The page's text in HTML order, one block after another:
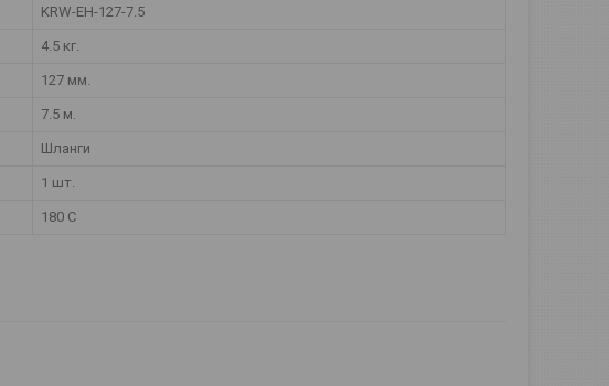
KRW-EH-127-7.5
4.5 кг.
127 мм.
7.5 м.
Шланги
1 шт.
180 С